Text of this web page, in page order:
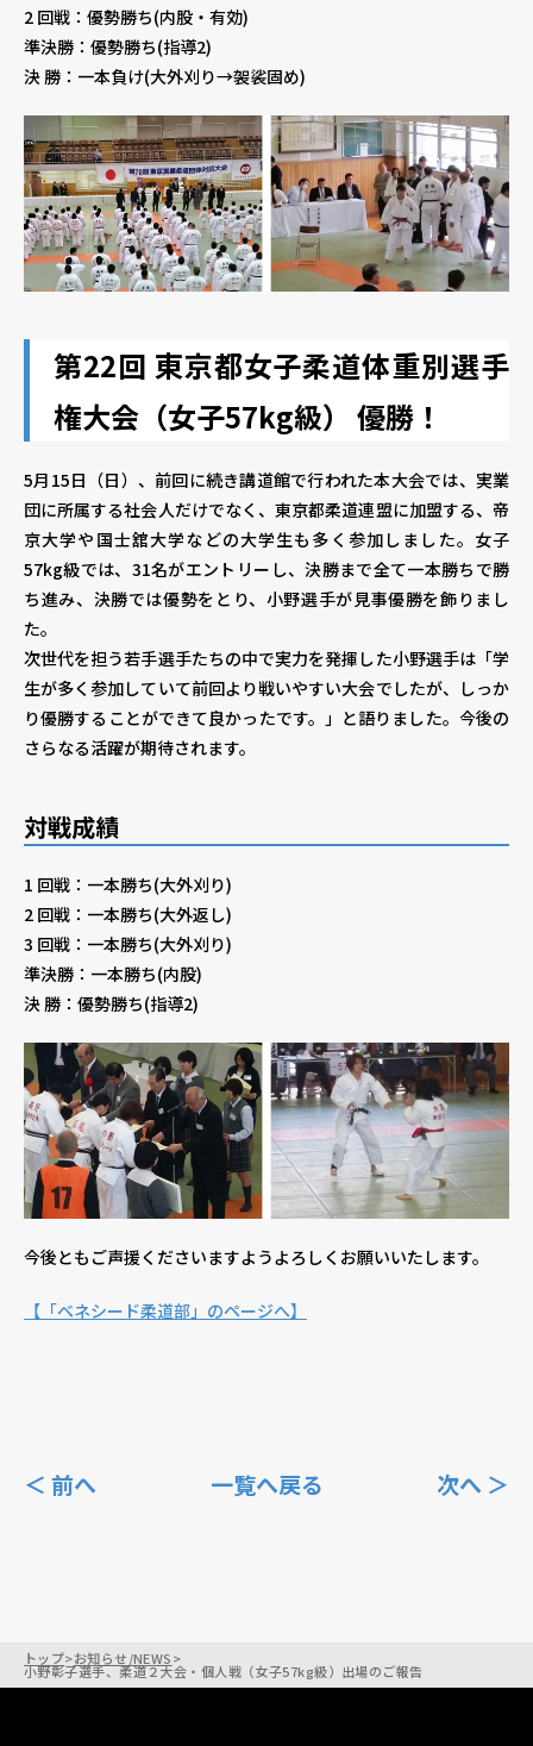
2 回戦：優勢勝ち(内股・有効)
準決勝：優勢勝ち(指導2)
決 勝：一本負け(大外刈り→袈裟固め)
第22回 東京都女子柔道体重別選手
権大会（女子57kg級） 優勝！
5月15日（日）、前回に続き講道館で行われた本大会では、実業
団に所属する社会人だけでなく、東京都柔道連盟に加盟する、帝
京大学や国士舘大学などの大学生も多く参加しました。女子
57kg級では、31名がエントリーし、決勝まで全て一本勝ちで勝
ち進み、決勝では優勢をとり、小野選手が見事優勝を飾りまし
た。
次世代を担う若手選手たちの中で実力を発揮した小野選手は「学
生が多く参加していて前回より戦いやすい大会でしたが、しっか
り優勝することができて良かったです。」と語りました。今後の
さらなる活躍が期待されます。
対戦成績
1 回戦：一本勝ち(大外刈り)
2 回戦：一本勝ち(大外返し)
3 回戦：一本勝ち(大外刈り)
準決勝：一本勝ち(内股)
決 勝：優勢勝ち(指導2)
今後ともご声援くださいますようよろしくお願いいたします。
【「ベネシード柔道部」のページへ】
＜ 前へ 一覧へ戻る 次へ ＞
トップ>お知らせ/NEWS>
小野彰子選手、柔道２大会・個人戦（女子57kg級）出場のご報告